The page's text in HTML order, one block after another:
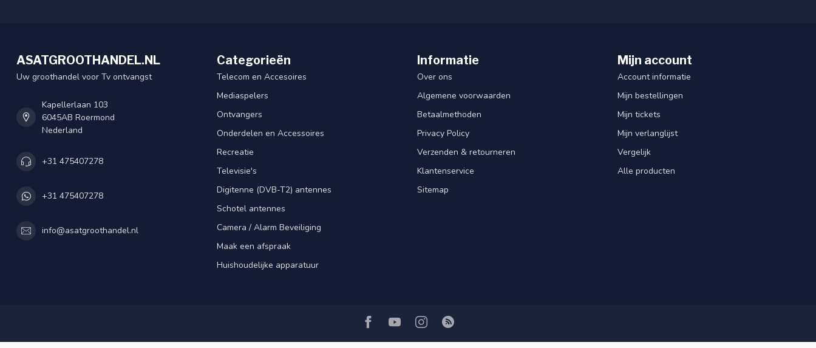
ASATGROOTHANDEL.NL
Uw groothandel voor Tv ontvangst
Kapellerlaan 103
6045AB Roermond
Nederland
+31 475407278
+31 475407278
info@asatgroothandel.nl
Categorieën
Telecom en Accesoires
Mediaspelers
Ontvangers
Onderdelen en Accessoires
Recreatie
Televisie's
Digitenne (DVB-T2) antennes
Schotel antennes
Camera / Alarm Beveiliging
Maak een afspraak
Huishoudelijke apparatuur
Informatie
Over ons
Algemene voorwaarden
Betaalmethoden
Privacy Policy
Verzenden & retourneren
Klantenservice
Sitemap
Mijn account
Account informatie
Mijn bestellingen
Mijn tickets
Mijn verlanglijst
Vergelijk
Alle producten